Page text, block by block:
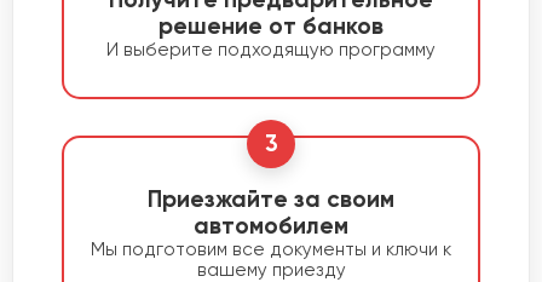
решение от банков
И выберите подходящую программу
3
Приезжайте за своим
автомобилем
Мы подготовим все документы и ключи к
вашему приезду